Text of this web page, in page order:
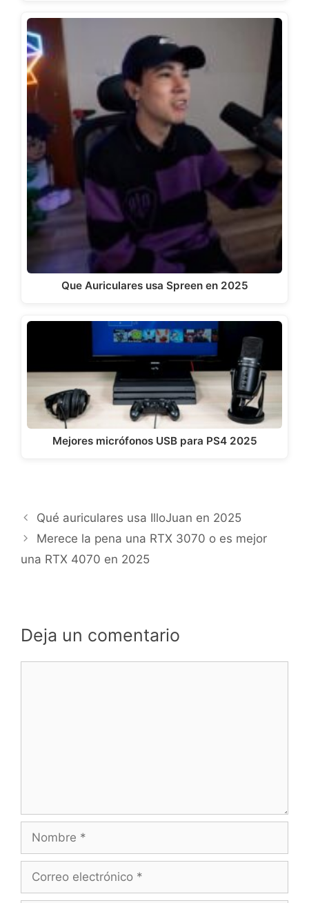
Que Auriculares usa Spreen en 2025
Mejores micrófonos USB para PS4 2025
Qué auriculares usa IlloJuan en 2025
Merece la pena una RTX 3070 o es mejor
una RTX 4070 en 2025
Deja un comentario
electrónico